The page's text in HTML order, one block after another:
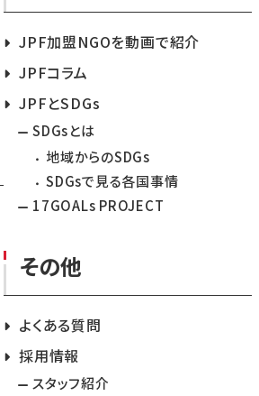
JPF加盟NGOを動画で紹介
JPFコラム
JPFとSDGs
SDGsとは
地域からのSDGs
SDGsで見る各国事情
17GOALs PROJECT
その他
よくある質問
採用情報
スタッフ紹介